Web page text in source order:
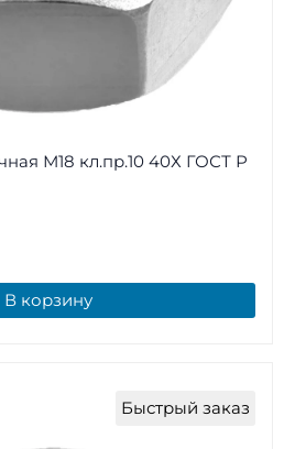
М18 кл.пр.10 40Х ГОСТ Р
В корзину
Быстрый заказ